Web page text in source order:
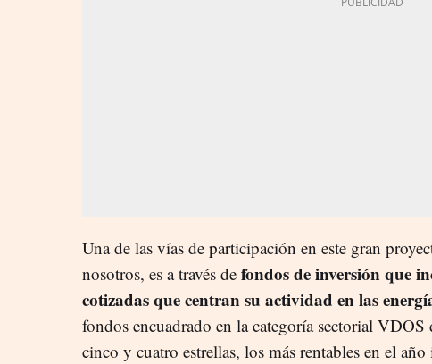
Una de las vías de participación en este gran
nosotros, es a través de fondos de inversión que
cotizadas que centran su actividad en las
fondos encuadrado en la categoría sectorial
cinco y cuatro estrellas, los más rentables en el